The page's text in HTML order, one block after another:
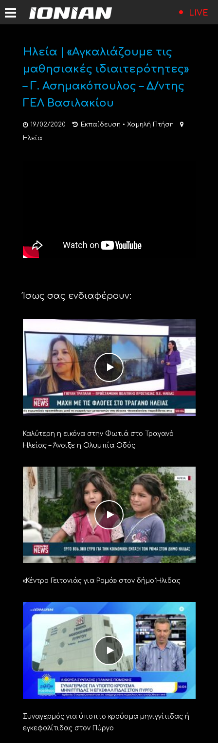
LIVE
Ηλεία | «Αγκαλιάζουμε τις
μαθησιακές ιδιαιτερότητες»
– Γ. Ασημακόπουλος – Δ/ντης
ΓΕΛ Βασιλακίου
19/02/2020 Εκπαίδευση • Χαμηλή Πτήση
Ηλεία
Ίσως σας ενδιαφέρουν:
Καλύτερη η εικόνα στην Φωτιά στο Τραγανό
Ηλείας – Άνοιξε η Ολυμπία Οδός
«Κέντρο Γειτονιάς για Ρομά» στον δήμο Ήλιδας
Συναγερμός για ύποπτο κρούσμα μηνιγγίτιδας ή
εγκεφαλίτιδας στον Πύργο